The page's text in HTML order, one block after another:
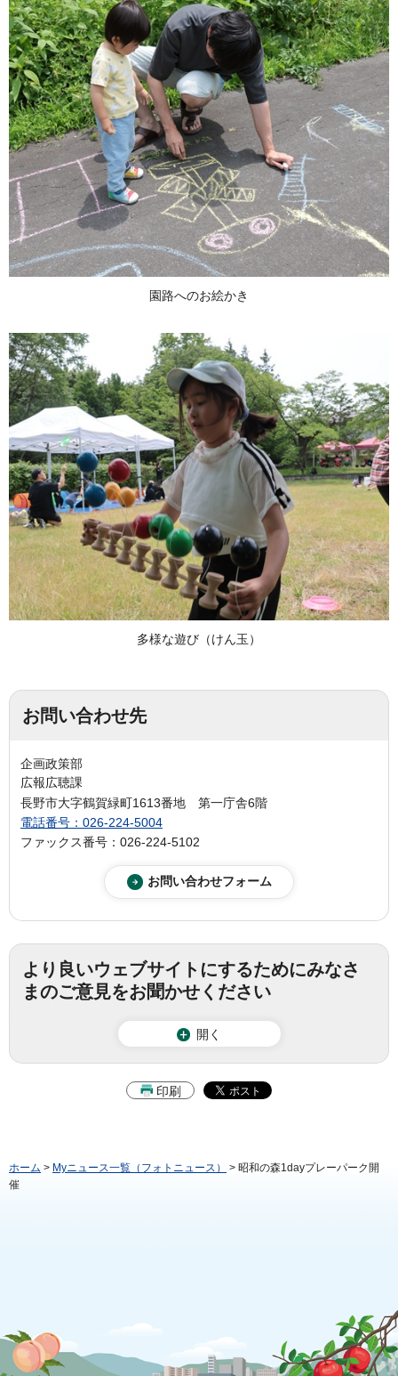
園路へのお絵かき
多様な遊び（けん玉）
お問い合わせ先
企画政策部
広報広聴課
長野市大字鶴賀緑町1613番地 第一庁舎6階
電話番号：026-224-5004
ファックス番号：026-224-5102
より良いウェブサイトにするためにみなさ
まのご意見をお聞かせください
開く
印刷
ホーム > Myニュース一覧（フォトニュース）
> 昭和の森1dayプレーパーク開
催